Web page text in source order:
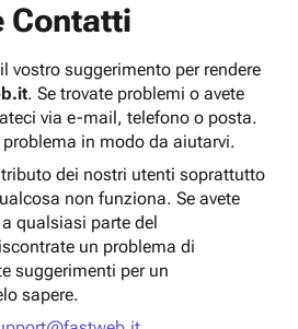
Contatti
vostro suggerimento per rendere
. Se trovate problemi o avete
via e-mail, telefono o posta.
in modo da aiutarvi.
dei nostri utenti soprattutto
non funziona. Se avete
qualsiasi parte del
un problema di
suggerimenti per un
sapere.